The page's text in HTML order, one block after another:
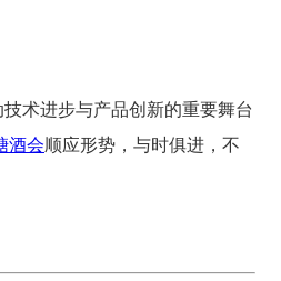
术进步与产品创新的重要舞台
酒会顺应形势，与时俱进，不